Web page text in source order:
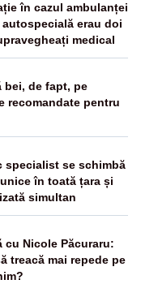
în cazul ambulanței
erau doi
medical
bei, de fapt, pe
recomandate pentru
specialist se schimbă
în toată țara și
simultan
cu Nicole Păcuraru:
treacă mai repede pe